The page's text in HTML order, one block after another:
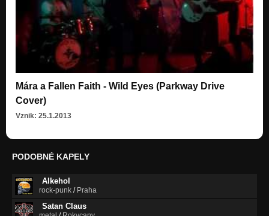
Mára a Fallen Faith - Wild Eyes (Parkway Drive
Cover)
Vznik: 25.1.2013
PODOBNÉ KAPELY
Alkehol
rock-punk / Praha
Satan Claus